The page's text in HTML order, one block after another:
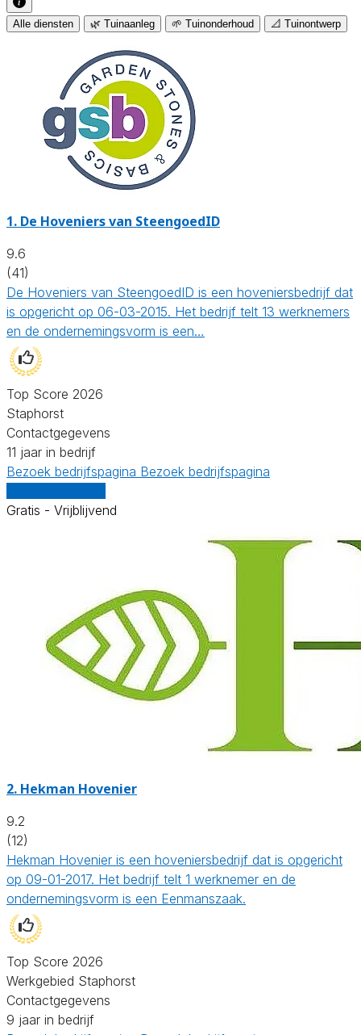
Alle diensten 🌿 Tuinaanleg 🌱 Tuinonderhoud 📐 Tuinontwerp
1. De Hoveniers van SteengoedID
9.6
(41)
De Hoveniers van SteengoedID is een hoveniersbedrijf dat
is opgericht op 06-03-2015. Het bedrijf telt 13 werknemers
en de ondernemingsvorm is een…
Top Score 2026
Staphorst
Contactgegevens
11 jaar in bedrijf
Bezoek bedrijfspagina Bezoek bedrijfspagina
Gratis - Vrijblijvend
2. Hekman Hovenier
9.2
(12)
Hekman Hovenier is een hoveniersbedrijf dat is opgericht
op 09-01-2017. Het bedrijf telt 1 werknemer en de
ondernemingsvorm is een Eenmanszaak.
Top Score 2026
Werkgebied Staphorst
Contactgegevens
9 jaar in bedrijf